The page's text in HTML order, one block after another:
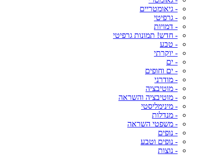
- גיאומטריים
- גרפיטי
- דמויות
- חדש! תמונות גרפיטי
- טבע
- יוקרתי
- ים
- ים וחופים
- מודרני
- מוטיבציה
- מוטיבציה והשראה
- מינימליסטי
- מנדלות
- משפטי השראה
- נופים
- נופים וטבע
- נוצות